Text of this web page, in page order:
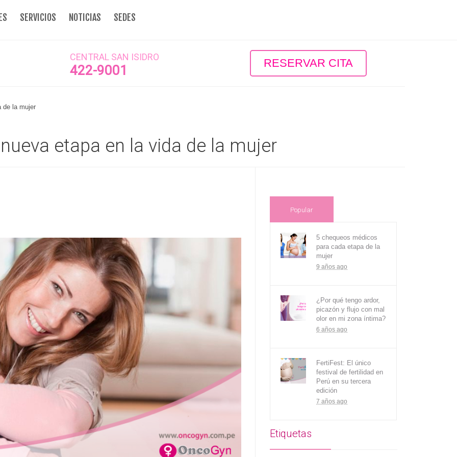
SERVICIOS NOTICIAS SEDES
CENTRAL SAN ISIDRO
422-9001 RESERVAR CITA
de la mujer
etapa en la vida de la mujer
Popular
5 chequeos médicos
para cada etapa de la
mujer
9 años ago
¿Por qué tengo ardor,
picazón y flujo con mal
olor en mi zona íntima?
6 años ago
FertiFest: El único
festival de fertilidad en
Perú en su tercera
edición
7 años ago
Etiquetas